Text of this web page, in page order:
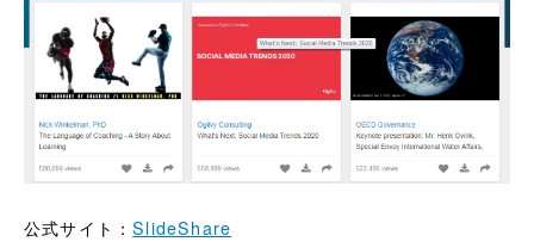
公式サイト：SlideShare